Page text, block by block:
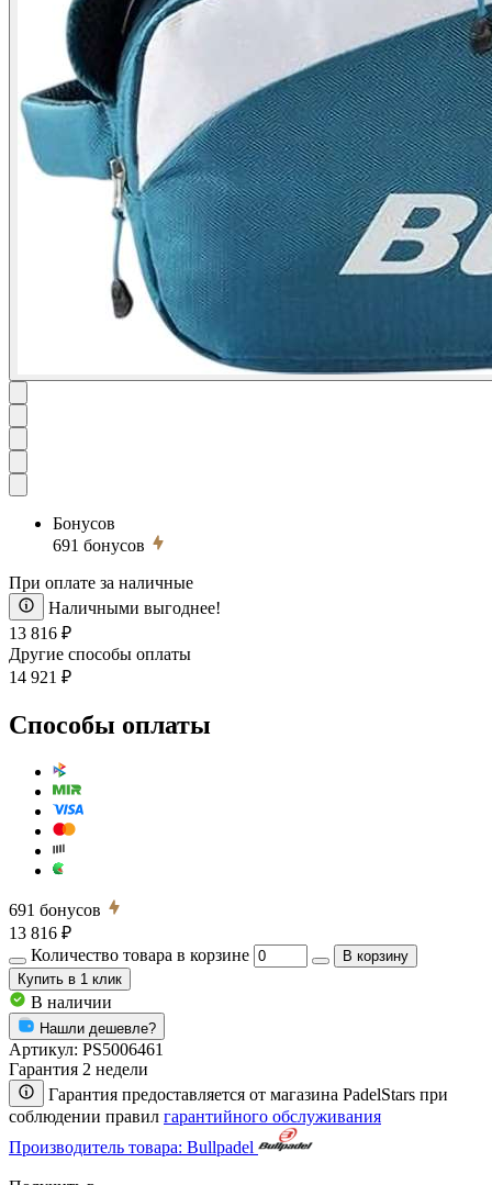
Бонусов
691 бонусов
При оплате за наличные
Наличными выгоднее!
13 816 ₽
Другие способы оплаты
14 921 ₽
Способы оплаты
691 бонусов
13 816 ₽
Количество товара в корзине
В корзину
Купить в 1 клик
В наличии
Нашли дешевле?
Артикул: PS5006461
Гарантия 2 недели
Гарантия предоставляется от магазина PadelStars при
соблюдении правил гарантийного обслуживания
Производитель товара: Bullpadel